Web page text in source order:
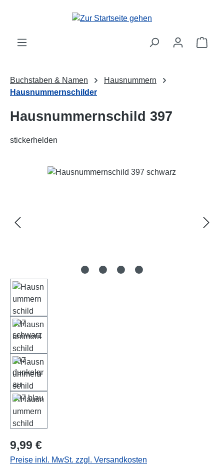
Zum Hauptinhalt springen
Buchstaben & Namen
Hausnummern
Hausnummernschilder
Hausnummernschild 397
stickerhelden
Bildergalerie überspringen
Regulärer Preis:
9,99 €
Preise inkl. MwSt. zzgl. Versandkosten